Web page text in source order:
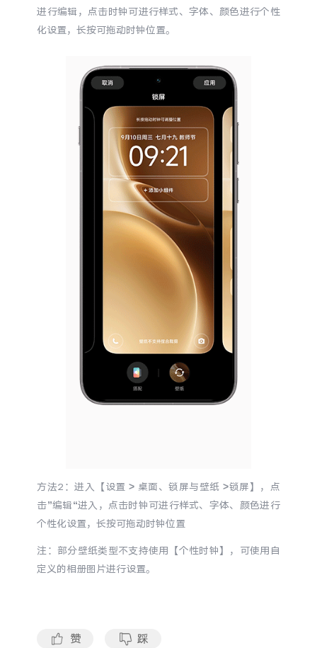
X Fold5 X200 Ultra
全部X机型 S20
全部S机型 对比S机型
Y500 Pro Y500
Y50m 5G
全部Y机型 对比Y机型
iQOO 15
对比iQOO机型
iQOO Pad6 Pro iQOO TWS 5e
全部智能硬件
进行编辑，点击时钟可进行样式、字体、颜色进行个性
化设置，长按可拖动时钟位置。
方法2：进入【设置 > 桌面、锁屏与壁纸 >锁屏】，点
击”编辑“进入，点击时钟可进行样式、字体、颜色进行
个性化设置，长按可拖动时钟位置
注：部分壁纸类型不支持使用【个性时钟】，可使用自
定义的相册图片进行设置。
赞 踩